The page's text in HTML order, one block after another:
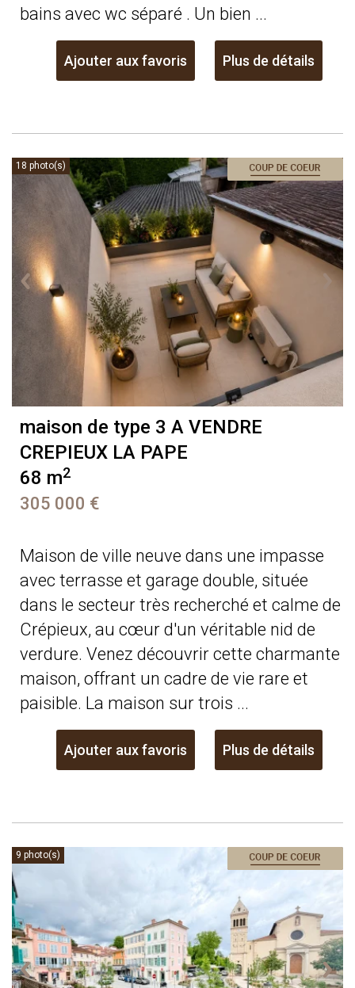
bains avec wc séparé . Un bien ...
Ajouter aux favoris Plus de détails
18 photo(s)
maison de type 3 A VENDRE
CREPIEUX LA PAPE
68 m2
305 000 €
Maison de ville neuve dans une impasse
avec terrasse et garage double, située
dans le secteur très recherché et calme de
Crépieux, au cœur d'un véritable nid de
verdure. Venez découvrir cette charmante
maison, offrant un cadre de vie rare et
paisible. La maison sur trois ...
Ajouter aux favoris Plus de détails
9 photo(s)